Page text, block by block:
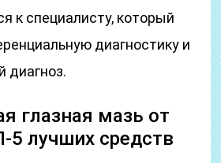
к специалисту, который
диагностику и
диагноз.
глазная мазь от
5 лучших средств